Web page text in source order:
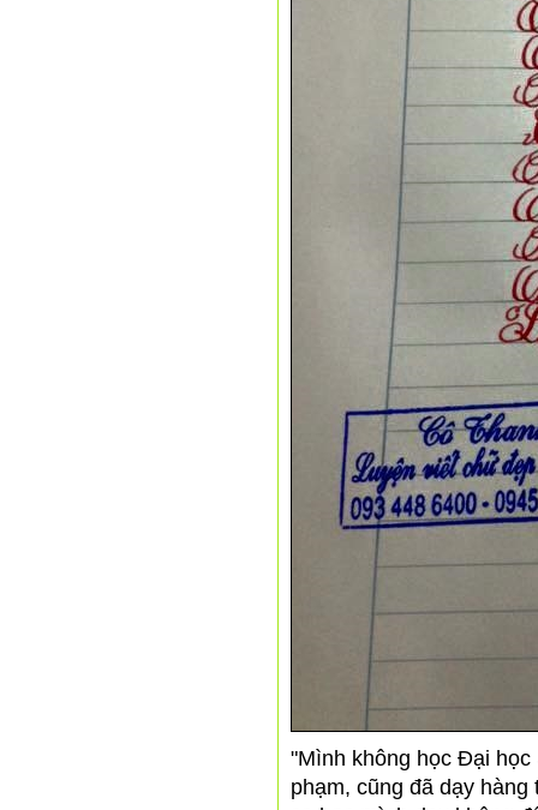
"Mình không học Đại
phạm, cũng đã dạy